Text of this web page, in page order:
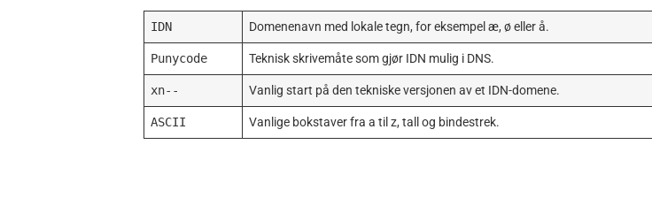
IDN Domenenavn med lokale tegn, for eksempel æ, ø eller å.
Punycode Teknisk skrivemåte som gjør IDN mulig i DNS.
xn-- Vanlig start på den tekniske versjonen av et IDN-domene.
ASCII Vanlige bokstaver fra a til z, tall og bindestrek.